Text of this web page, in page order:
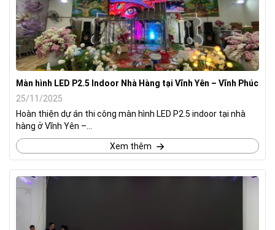
Màn hình LED P2.5 Indoor Nhà Hàng tại Vĩnh Yên – Vĩnh Phúc
25/11/2025
Hoàn thiện dự án thi công màn hình LED P2.5 indoor tại nhà
hàng ở Vĩnh Yên –...
Xem thêm